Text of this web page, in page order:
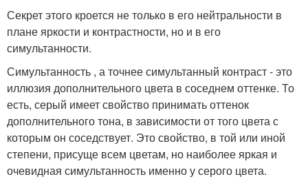
Секрет этого кроется не только в его нейтральности в
плане яркости и контрастности, но и в его
симультанности.
Симультанность , а точнее симультанный контраст - это
иллюзия дополнительного цвета в соседнем оттенке. То
есть, серый имеет свойство принимать оттенок
дополнительного тона, в зависимости от того цвета с
которым он соседствует. Это свойство, в той или иной
степени, присуще всем цветам, но наиболее яркая и
очевидная симультанность именно у серого цвета.